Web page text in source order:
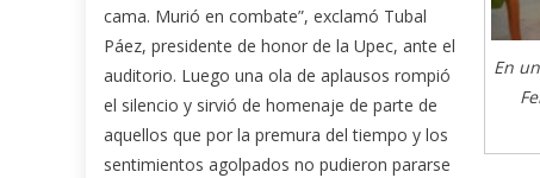
En
cama. Murió en combate”, exclamó Tubal
Páez, presidente de honor de la Upec, ante el
auditorio. Luego una ola de aplausos rompió
el silencio y sirvió de homenaje de parte de
aquellos que por la premura del tiempo y los
sentimientos agolpados no pudieron pararse